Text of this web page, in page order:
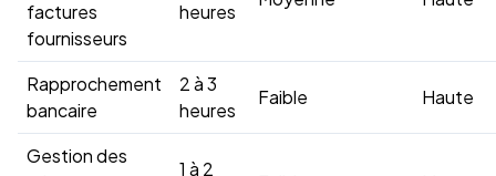
factures
fournisseurs
heures
Rapprochement
bancaire
2 à 3
heures
Faible Haute
Gestion des
1 à 2